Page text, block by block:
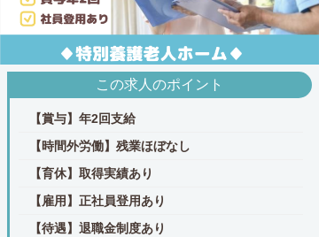
この求人のポイント
【賞与】年2回支給
【時間外労働】残業ほぼなし
【育休】取得実績あり
【雇用】正社員登用あり
【待遇】退職金制度あり